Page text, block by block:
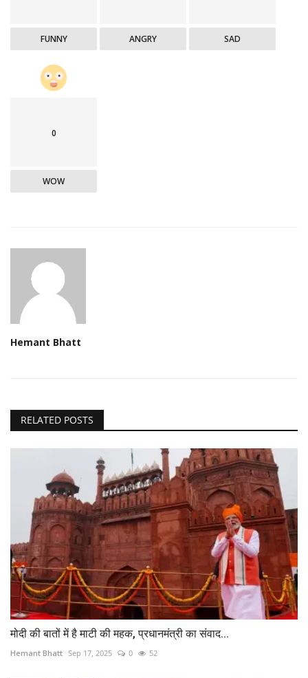
FUNNY ANGRY SAD
0
WOW
Hemant Bhatt
RELATED POSTS
मोदी की बातों में है माटी की महक, प्रधानमंत्री का संवाद...
Hemant Bhatt Sep 17, 2025 0 52